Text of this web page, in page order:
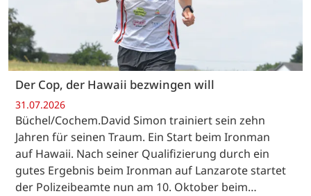
Der Cop, der Hawaii bezwingen will
31.07.2026
Büchel/Cochem.David Simon trainiert sein zehn
Jahren für seinen Traum. Ein Start beim Ironman
auf Hawaii. Nach seiner Qualifizierung durch ein
gutes Ergebnis beim Ironman auf Lanzarote startet
der Polizeibeamte nun am 10. Oktober beim…